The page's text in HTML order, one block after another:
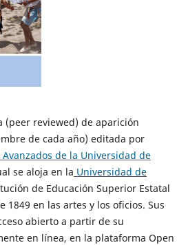
(peer reviewed) de aparición
de cada año) editada por
de la Universidad de
se aloja en la Universidad de
de Educación Superior Estatal
1849 en las artes y los oficios. Sus
abierto a partir de su
en línea, en la plataforma Open